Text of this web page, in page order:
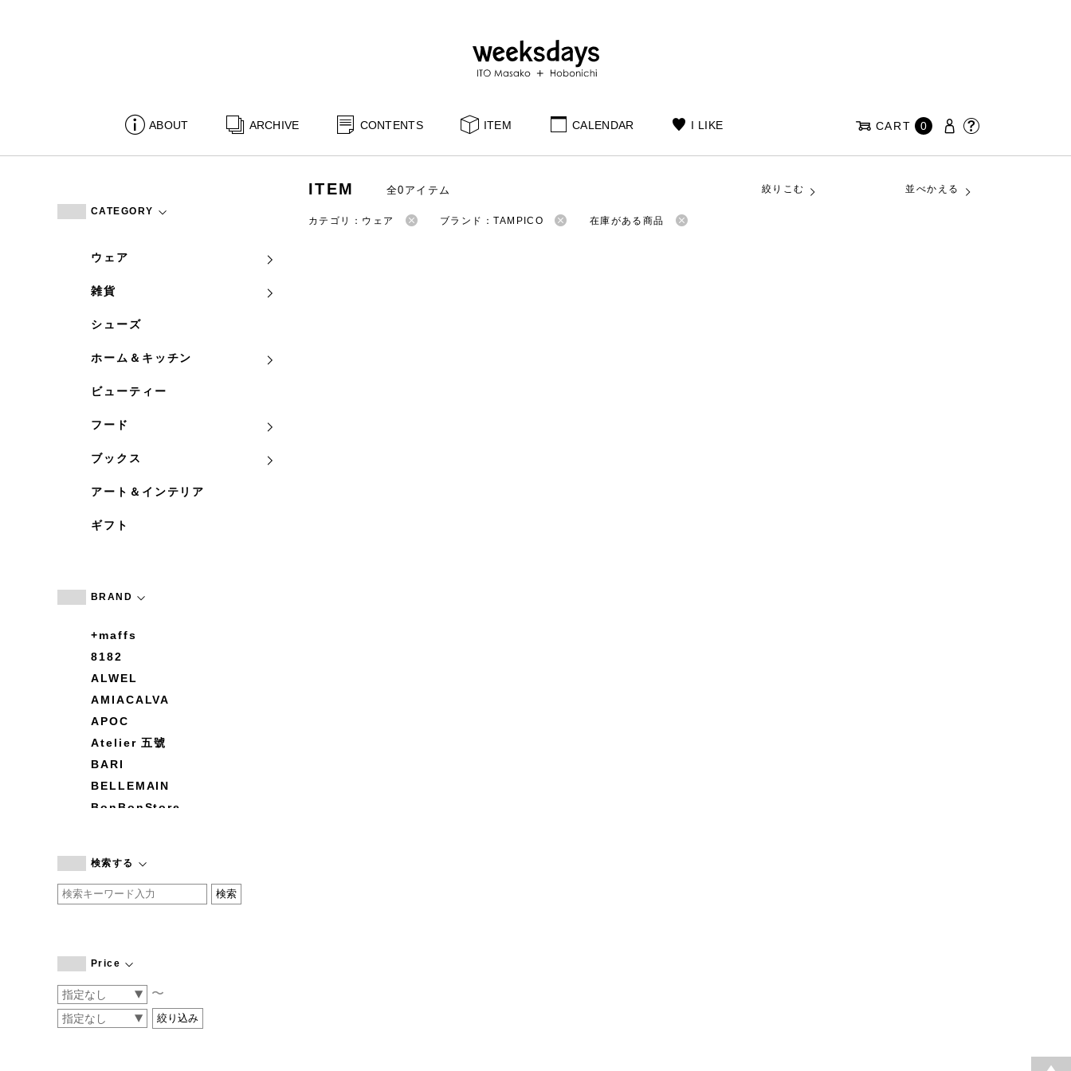
ABOUT ARCHIVE CONTENTS ITEM CALENDAR I LIKE CART 0
CATEGORY
ウェア
雑貨
シューズ
ホーム＆キッチン
ビューティー
フード
ブックス
アート＆インテリア
ギフト
BRAND
+maffs
8182
ALWEL
AMIACALVA
APOC
Atelier 五號
BARI
BELLEMAIN
BonBonStore
by basics
CATWORTH
COGTHEBIGSMOKE
CONVERSE
DEAN & DELUCA
検索する
Price
〜
ITEM 全0アイテム 絞りこむ 並べかえる
カテゴリ：ウェア ブランド：TAMPICO 在庫がある商品